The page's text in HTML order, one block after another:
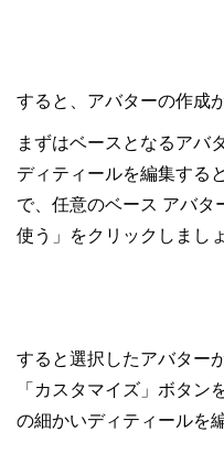
すると、アバターの作成
まずはベースとなるアバ
ディティールを編集する
で、任意のベース アバタ
使う」をクリックしましょ
すると選択したアバター
「カスタマイズ」ボタン
の細かいディティールを